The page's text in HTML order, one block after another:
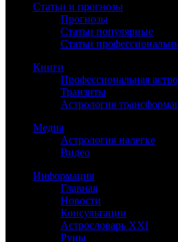
Статьи и прогнозы
Прогнозы
Статьи популярные
Статьи
Книги
Профессиональная
Транзиты
Астрология
Медиа
Астрология налегке
Видео
Информация
Главная
Новости
Консультации
Астрословарь XXI
Руны